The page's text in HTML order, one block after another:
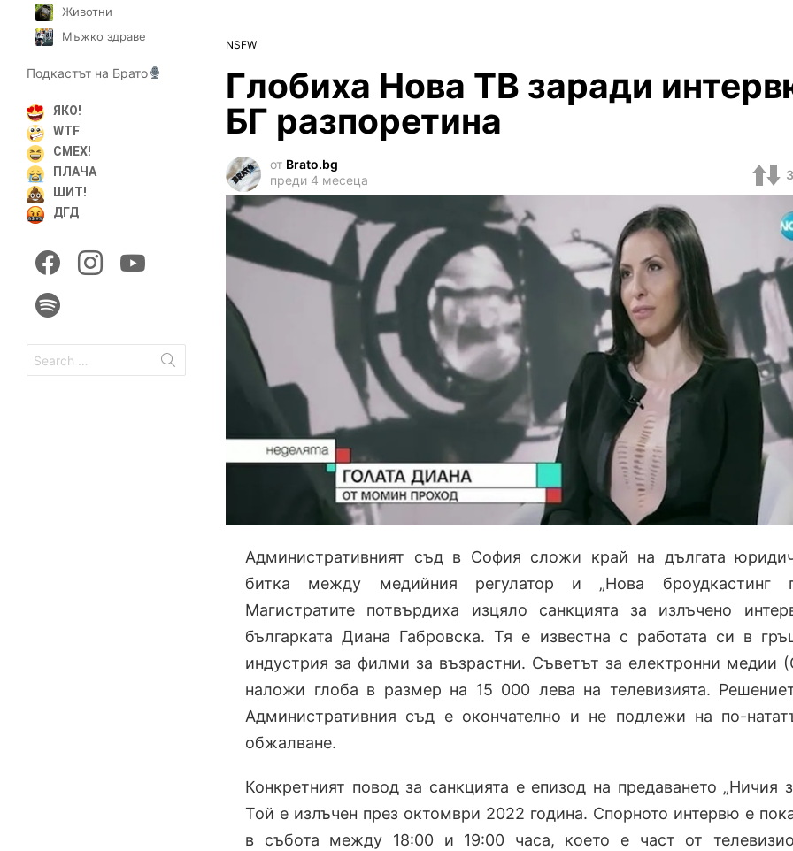
NSFW
Глобиха Нова ТВ заради
БГ разпоретина
от Brato.bg
преди 4 месеца
3
Административният съд в София сложи край на дългата
битка между медийния регулатор и „Нова броудкастинг
Магистратите потвърдиха изцяло санкцията за излъчено
българката Диана Габровска. Тя е известна с работата си в
индустрия за филми за възрастни. Съветът за електронни медии
наложи глоба в размер на 15 000 лева на телевизията.
Административния съд е окончателно и не подлежи на по-
обжалване.
Конкретният повод за санкцията е епизод на предаването „Ничия
Той е излъчен през октомври 2022 година. Спорното интервю е
в събота между 18:00 и 19:00 часа, което е част от
Животни
Мъжко здраве
Подкастът на Брато
ЯКО!
WTF
СМЕХ!
ПЛАЧА
ШИТ!
ДГД
for: